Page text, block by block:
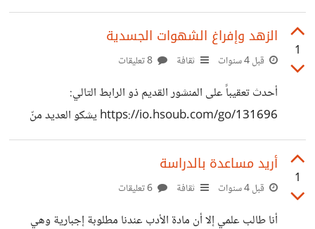
التعليقات رأيت الكثير من ينتقدها بين تعليق يقول " لم يمر
بتاريخ العراق زمن او حقبة أتعس وارذل واسفل وأسخف من هذه
السنين التي نعيشها اليوم. سنین قلبت جميع الموازين فيها حتى
اصبحت الاخلاق والشرف والكرامة والعدالة والغيرة والإنسانية
والرحمة عمله نادرة جدا دخل الساقطون واسقطو كل شيء
للأسف، نحمد الله ونشكر على كل حال " وبين تعليق يروي
مجموعة من
1
الزهد وإفراغ الشهوات الجسدية
قبل 4 سنوات ثقافة
أحدث تعقيباً على المنشور القديم ذو الرابط التالي:
https://io.hsoub.com/go/131696 يشكو العديد منّ
الناس أنّ شهواتهم تغلبهم وغالباً ما يلقون أنفسهم يخرجون
شواتهم الجسدية بطرق محرمة أذكر منها الإستمناء. ويقترح
الشيوخ علينا وأهل الدين إستغلال " فيض الوقت والطاقة
1
أريد مساعدة بالدراسة
قبل 4 سنوات ثقافة
أنا طالب علمي إلا أن مادة الأدب عندنا مطلوبة إجبارية وهي